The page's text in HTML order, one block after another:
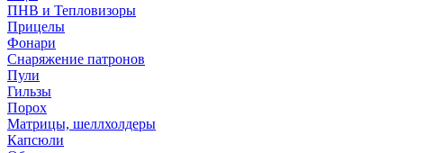
ПНВ и Тепловизоры
Прицелы
Фонари
Снаряжение патронов
Пули
Гильзы
Порох
Матрицы, шеллхолдеры
Капсюли